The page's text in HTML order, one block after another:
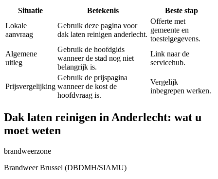
Situatie Betekenis
Beste stap
Lokale
aanvraag
Gebruik deze pagina voor
dak laten reinigen anderlecht.
Offerte met
gemeente en
toestelgegevens.
Algemene
uitleg
Gebruik de hoofdgids
wanneer de stad nog niet
belangrijk is.
Link naar de
servicehub.
Prijsvergelijking
Gebruik de prijspagina
wanneer de kost de
hoofdvraag is.
Vergelijk
inbegrepen werken.
Dak laten reinigen in Anderlecht: wat u
moet weten
brandweerzone
Brandweer Brussel (DBDMH/SIAMU)